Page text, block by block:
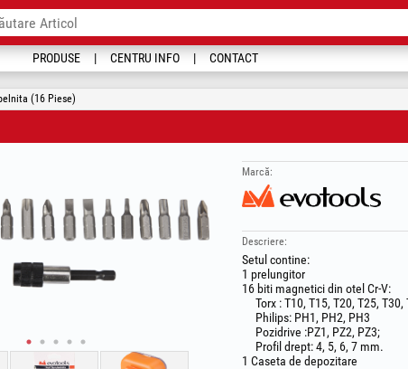
PRODUSE CENTRU INFO CONTACT
(16 Piese)
Marcă:
Descriere:
Setul contine:
1 prelungitor
16 biti magnetici din otel Cr-V:
Torx : T10, T15, T20, T25, T30,
Philips: PH1, PH2, PH3
Pozidrive :PZ1, PZ2, PZ3;
Profil drept: 4, 5, 6, 7 mm.
1 Caseta de depozitare